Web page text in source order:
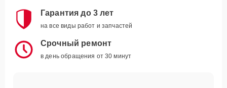
Гарантия до 3 лет
на все виды работ и запчастей
Срочный ремонт
в день обращения от 30 минут